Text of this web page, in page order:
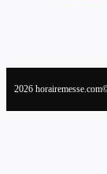
2026